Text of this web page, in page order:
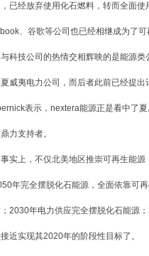
已经放弃使用化石燃料，转而全面
、谷歌等公司也已经相继成为了可
技公司的热情交相辉映的是能源类
威夷电力公司，而后者此前已经提
表示，nextera能源正是看中了
力支持者。
上，不仅北美地区推崇可再生能源
年完全摆脱化石能源，全面依靠可
2030年电力供应完全摆脱化石能源
近实现其2020年的阶段性目标了。